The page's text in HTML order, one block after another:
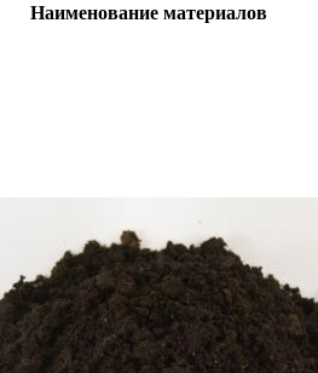
Наименование материалов